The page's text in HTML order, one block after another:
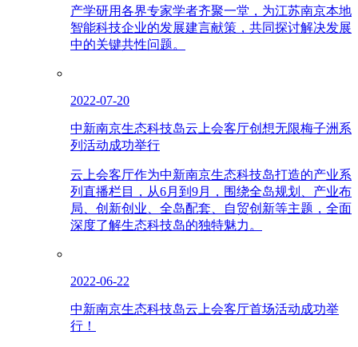
产学研用各界专家学者齐聚一堂，为江苏南京本地
智能科技企业的发展建言献策，共同探讨解决发展
中的关键共性问题。
2022-07-20
中新南京生态科技岛云上会客厅创想无限梅子洲系
列活动成功举行
云上会客厅作为中新南京生态科技岛打造的产业系
列直播栏目，从6月到9月，围绕全岛规划、产业布
局、创新创业、全岛配套、自贸创新等主题，全面
深度了解生态科技岛的独特魅力。
2022-06-22
中新南京生态科技岛云上会客厅首场活动成功举
行！